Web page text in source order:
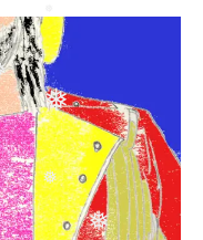
❅
❅
❅
❅
❅